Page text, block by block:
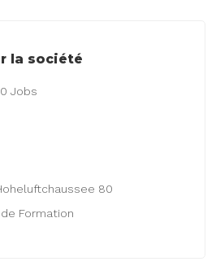
la société
0 Jobs
80
Formation